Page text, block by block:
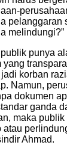
pelanggaran
melindungi?”
punya
korban
Namun,
dokumen
ganda
maka
atau
Ahmad.